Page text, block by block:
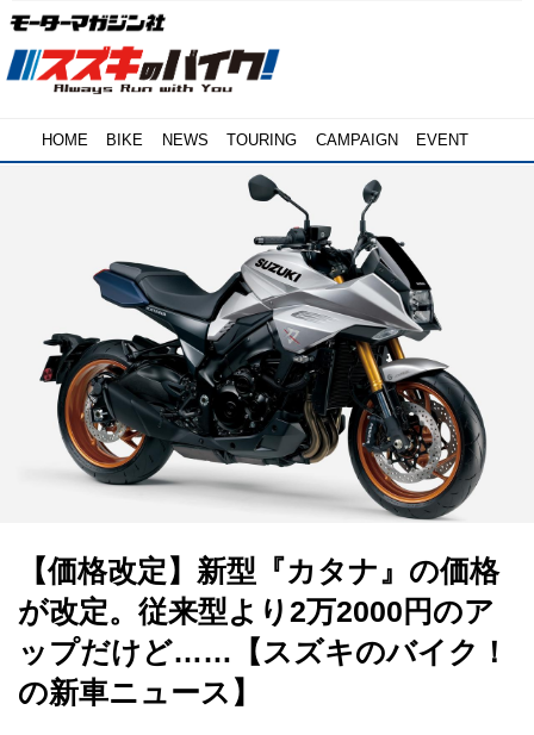
HOME BIKE NEWS TOURING CAMPAIGN EVENT
【価格改定】新型『カタナ』の価格
が改定。従来型より2万2000円のア
ップだけど……【スズキのバイク！
の新車ニュース】